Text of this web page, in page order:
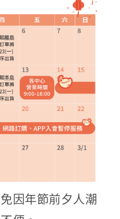
因年節前夕人潮